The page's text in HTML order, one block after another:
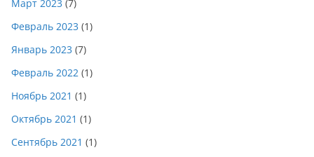
Март 2023 (7)
Февраль 2023 (1)
Январь 2023 (7)
Февраль 2022 (1)
Ноябрь 2021 (1)
Октябрь 2021 (1)
Сентябрь 2021 (1)